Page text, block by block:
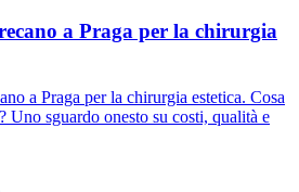
a Praga per la chirurgia
a Praga per la chirurgia estetica. Cosa
Uno sguardo onesto su costi, qualità e